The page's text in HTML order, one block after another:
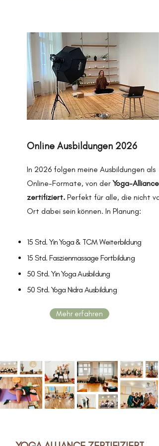
Online Ausbildungen 2026
In 2026 folgen meine Ausbildungen als
Online-Formate, von derYoga-Alliance
zertifiziert. Perfekt für alle, die nicht vor
Ort dabei sein können. In Planung:
15 Std. Yin Yoga & TCM Weiterbildung
15 Std. Faszienmassage Fortbildung
50 Std. Yin Yoga Ausbildung
50 Std. Yoga Nidra Ausbildung
Mehr erfahren